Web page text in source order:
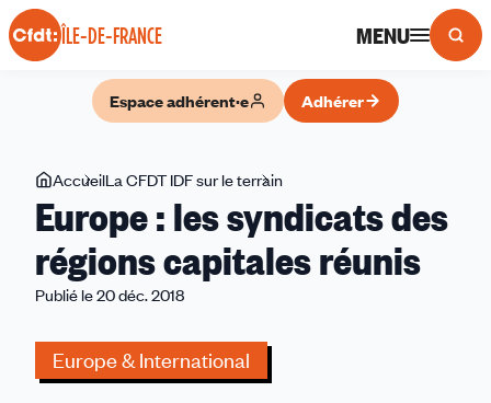
Panneau de gestion des cookies
ÎLE-DE-FRANCE MENU
Espace adhérent·e Adhérer
Vous
êtes
ici
AccueilLa CFDT IDF sur le terrain
:
syndicats
Europe : les syndicats des
régions capitales réunis
Publié le 20 déc. 2018
Europe & International